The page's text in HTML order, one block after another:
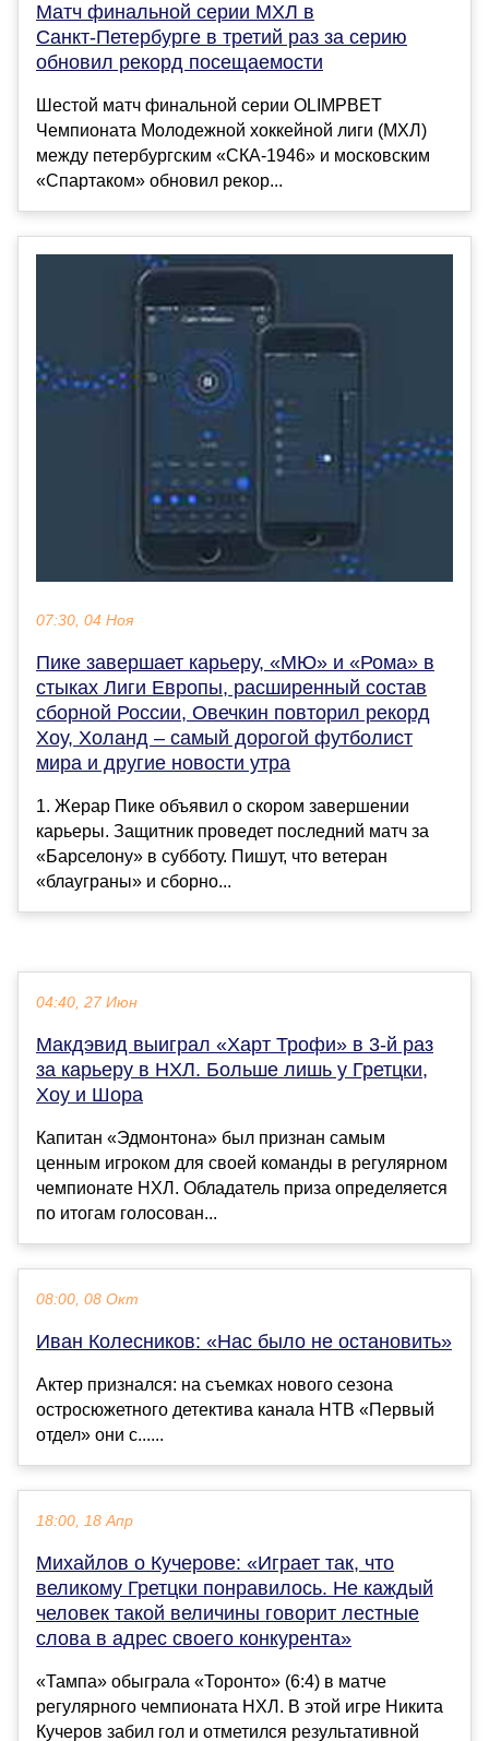
Матч финальной серии МХЛ в
Санкт‑Петербурге в третий раз за серию
обновил рекорд посещаемости
Шестой матч финальной серии OLIMPBET
Чемпионата Молодежной хоккейной лиги (МХЛ)
между петербургским «СКА‑1946» и московским
«Спартаком» обновил рекор...
07:30, 04 Ноя
Пике завершает карьеру, «МЮ» и «Рома» в
стыках Лиги Европы, расширенный состав
сборной России, Овечкин повторил рекорд
Хоу, Холанд – самый дорогой футболист
мира и другие новости утра
1. Жерар Пике объявил о скором завершении
карьеры. Защитник проведет последний матч за
«Барселону» в субботу. Пишут, что ветеран
«блауграны» и сборно...
04:40, 27 Июн
Макдэвид выиграл «Харт Трофи» в 3-й раз
за карьеру в НХЛ. Больше лишь у Гретцки,
Хоу и Шора
Капитан «Эдмонтона» был признан самым
ценным игроком для своей команды в регулярном
чемпионате НХЛ. Обладатель приза определяется
по итогам голосован...
08:00, 08 Окт
Иван Колесников: «Нас было не остановить»
Актер признался: на съемках нового сезона
остросюжетного детектива канала НТВ «Первый
отдел» они с......
18:00, 18 Апр
Михайлов о Кучерове: «Играет так, что
великому Гретцки понравилось. Не каждый
человек такой величины говорит лестные
слова в адрес своего конкурента»
«Тампа» обыграла «Торонто» (6:4) в матче
регулярного чемпионата НХЛ. В этой игре Никита
Кучеров забил гол и отметился результативной